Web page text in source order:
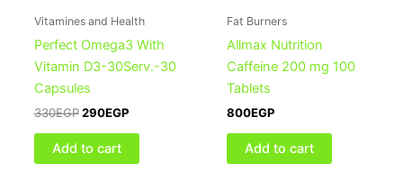
Vitamines and Health
Perfect Omega3 With
Vitamin D3-30Serv.-30
Capsules
330EGP 290EGP
Add to cart
Fat Burners
Allmax Nutrition
Caffeine 200 mg 100
Tablets
800EGP
Add to cart